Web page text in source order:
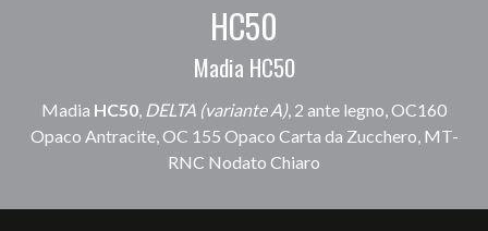
HC50
Madia HC50
Madia HC50, DELTA (variante A), 2 ante legno, OC160
Opaco Antracite, OC 155 Opaco Carta da Zucchero, MT-
RNC Nodato Chiaro